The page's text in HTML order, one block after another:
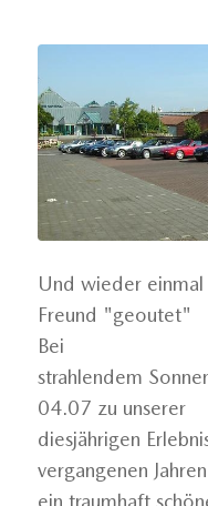
Und wieder einmal
Freund "geoutet"
Bei
strahlendem
04.07 zu unserer
diesjährigen
vergangenen
ein traumhaft